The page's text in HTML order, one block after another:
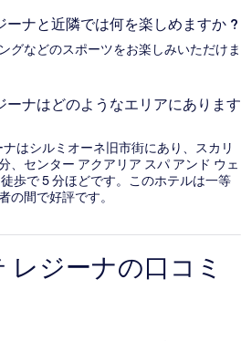
ーナと近隣では何を楽しめますか ?
グなどのスポーツをお楽しみいただけま
ーナはどのようなエリアにあります
はシルミオーネ旧市街にあり、スカリ
、センター アクアリア スパ アンド ウェ
歩で 5 分ほどです。このホテルは一等
の間で好評です。
レジーナの口コミ